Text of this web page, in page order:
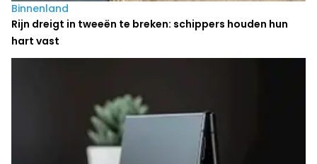
Binnenland
Rijn dreigt in tweeën te breken: schippers houden hun
hart vast